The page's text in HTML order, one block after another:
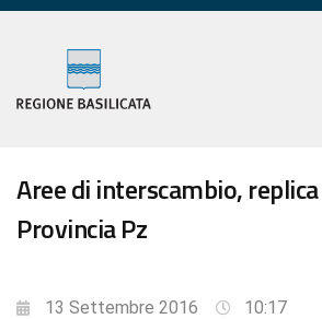
Aree di interscambio,
Provincia Pz
13 Settembre 2016 10:17